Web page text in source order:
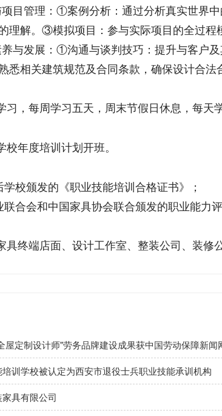
目管理：①案例分析：通过分析真实世界
理解。③模拟项目：参与实际项目的全过程
养与发展：①沟通与谈判技巧：提升与客户
悉相关建筑规范及合同条款，确保设计合法
习，每周学习五天，周末节假日休息，每天
校年度培训计划开班。
校颁发的《职业技能培训合格证书》；
联合会和中国家具协会联合颁发的职业能力
具终端店面、设计工作室、整装公司、装修
屋定制设计师"劳务品牌建设成果获中国劳动保障新闻
训学校被认定为西安市退役士兵职业技能承训机构
具有限公司